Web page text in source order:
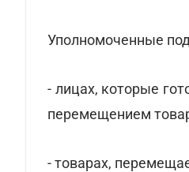
Уполномоченные
- лицах, которые
перемещением
- товарах,